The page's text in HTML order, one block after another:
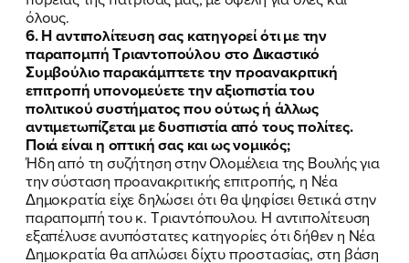
όλους.
6. Η αντιπολίτευση σας κατηγορεί ότι με την
παραπομπή Τριαντοπούλου στο Δικαστικό
Συμβούλιο παρακάμπτετε την προανακριτική
επιτροπή υπονομεύετε την αξιοπιστία του
πολιτικού συστήματος που ούτως ή άλλως
αντιμετωπίζεται με δυσπιστία από τους πολίτες.
Ποιά είναι η οπτική σας και ως νομικός;
Ήδη από τη συζήτηση στην Ολομέλεια της Βουλής για
την σύσταση προανακριτικής επιτροπής, η Νέα
Δημοκρατία είχε δηλώσει ότι θα ψηφίσει θετικά στην
παραπομπή του κ. Τριαντόπουλου. Η αντιπολίτευση
εξαπέλυσε ανυπόστατες κατηγορίες ότι δήθεν η Νέα
Δημοκρατία θα απλώσει δίχτυ προστασίας, στη βάση